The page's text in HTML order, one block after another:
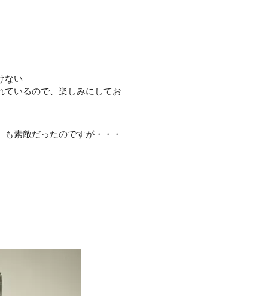
ない
ているので、楽しみにしてお
素敵だったのですが・・・